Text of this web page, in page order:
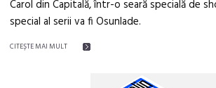
Carol din Capitală, într-o seară specială de
special al serii va fi Osunlade.
CITEŞTE MAI MULT